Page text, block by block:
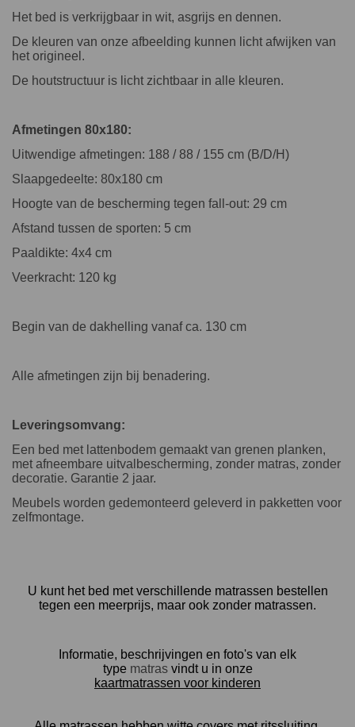
Het bed is verkrijgbaar in wit, asgrijs en dennen.
De kleuren van onze afbeelding kunnen licht afwijken van
het origineel.
De houtstructuur is licht zichtbaar in alle kleuren.
Afmetingen 80x180:
Uitwendige afmetingen: 188 / 88 / 155 cm (B/D/H)
Slaapgedeelte: 80x180 cm
Hoogte van de bescherming tegen fall-out: 29 cm
Afstand tussen de sporten: 5 cm
Paaldikte: 4x4 cm
Veerkracht: 120 kg
Begin van de dakhelling vanaf ca. 130 cm
Alle afmetingen zijn bij benadering.
Leveringsomvang:
Een bed met lattenbodem gemaakt van grenen planken,
met afneembare uitvalbescherming, zonder matras, zonder
decoratie. Garantie 2 jaar.
Meubels worden gedemonteerd geleverd in pakketten voor
zelfmontage.
U kunt het bed met verschillende matrassen bestellen
tegen een meerprijs, maar ook zonder matrassen.
Informatie, beschrijvingen en foto's van elk
type matrasvindt u in onze
kaartmatrassen voor kinderen